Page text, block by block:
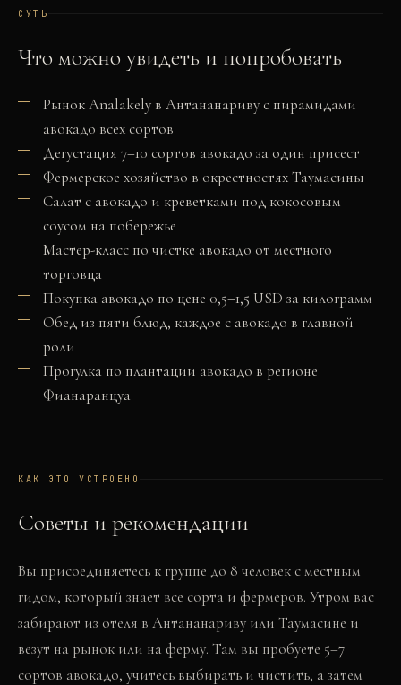
СУТЬ
Что можно увидеть и попробовать
Рынок Analakely в Антананариву с пирамидами
авокадо всех сортов
Дегустация 7–10 сортов авокадо за один присест
Фермерское хозяйство в окрестностях Таумасины
Салат с авокадо и креветками под кокосовым
соусом на побережье
Мастер-класс по чистке авокадо от местного
торговца
Покупка авокадо по цене 0,5–1,5 USD за килограмм
Обед из пяти блюд, каждое с авокадо в главной
роли
Прогулка по плантации авокадо в регионе
Фианаранцуа
КАК ЭТО УСТРОЕНО
Советы и рекомендации
Вы присоединяетесь к группе до 8 человек с местным
гидом, который знает все сорта и фермеров. Утром вас
забирают из отеля в Антананариву или Таумасине и
везут на рынок или на ферму. Там вы пробуете 5–7
сортов авокадо, учитесь выбирать и чистить, а затем